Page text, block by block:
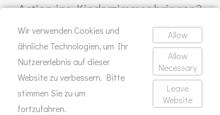
Action ins Kinderzimmer bringen?
SCHREIB MIR
KONTAKT
Wir verwenden Cookies und
ähnliche Technologien, um Ihr
Nutzererlebnis auf dieser
Website zu verbessern. Bitte
stimmen Sie zu um
fortzufahren.
Allow
Allow
Necessary
Leave
Website